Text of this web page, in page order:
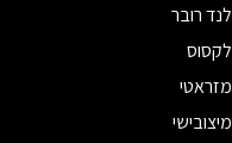
לנד רובר
לקסוס
מזראטי
מיצובישי